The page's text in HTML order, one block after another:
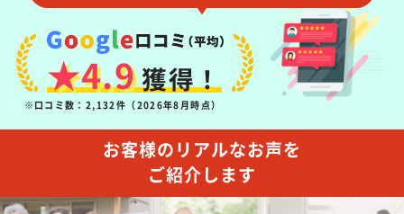
★4.9獲得！
※口コミ数：2,132件（2026年8月時点）
お客様のリアルなお声を
ご紹介します